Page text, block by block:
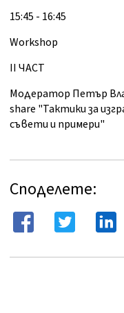
15:45 - 16:45
Workshop
II ЧАСТ
Модератор Петър
share "Тактики за
съвети и примери"
Споделете: